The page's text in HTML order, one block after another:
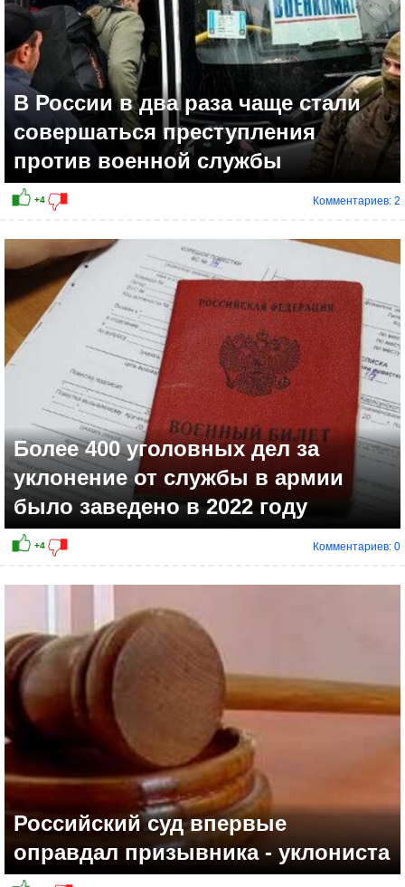
-3
В России в два раза чаще стали
совершаться преступления
против военной службы
Комментариев: 2
Более 400 уголовных дел за
уклонение от службы в армии
было заведено в 2022 году
Комментариев: 0
Российский суд впервые
оправдал призывника - уклониста